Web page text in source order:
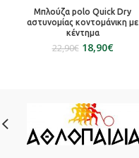
Μπλούζα polo Quick Dry
αστυνομίας κοντομάνικη με
κέντημα
22,90€ 18,90€